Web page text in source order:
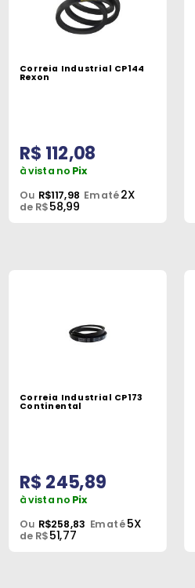
Correia Industrial CP144
Rexon
R$ 112,08
à vista no Pix
Ou R$117,98 Em até2X
de R$58,99
Correia Industrial CP173
Continental
R$ 245,89
à vista no Pix
Ou R$258,83 Em até5X
de R$51,77